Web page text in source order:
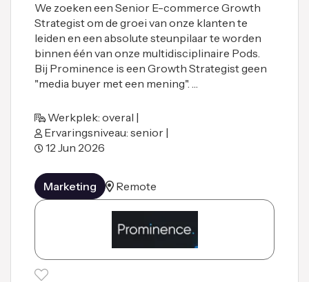
We zoeken een Senior E-commerce Growth
Strategist om de groei van onze klanten te
leiden en een absolute steunpilaar te worden
binnen één van onze multidisciplinaire Pods.
Bij Prominence is een Growth Strategist geen
"media buyer met een mening". …
Werkplek: overal |
Ervaringsniveau: senior |
12 Jun 2026
Marketing Remote